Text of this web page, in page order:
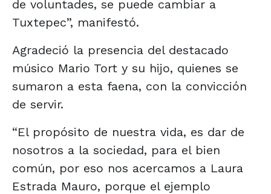
de voluntades, se puede cambiar a
Tuxtepec”, manifestó.
Agradeció la presencia del destacado
músico Mario Tort y su hijo, quienes se
sumaron a esta faena, con la convicción
de servir.
“El propósito de nuestra vida, es dar de
nosotros a la sociedad, para el bien
común, por eso nos acercamos a Laura
Estrada Mauro, porque el ejemplo